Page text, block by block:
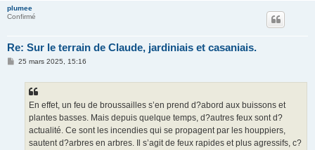
plumee
Confirmé
Re: Sur le terrain de Claude, jardiniais et casaniais.
M25 mars 2025, 15:16
En effet, un feu de broussailles s’en prend d?abord aux buissons et
plantes basses. Mais depuis quelque temps, d?autres feux sont d?
actualité. Ce sont les incendies qui se propagent par les houppiers,
sautent d?arbres en arbres. Il s’agit de feux rapides et plus agressifs, c?